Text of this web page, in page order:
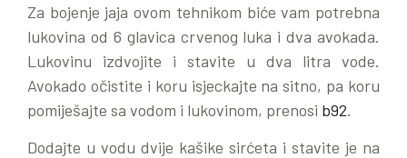
Za bojenje jaja ovom tehnikom biće vam potrebna
lukovina od 6 glavica crvenog luka i dva avokada.
Lukovinu izdvojite i stavite u dva litra vode.
Avokado očistite i koru isjeckajte na sitno, pa koru
pomiješajte sa vodom i lukovinom, prenosi b92.
Dodajte u vodu dvije kašike sirćeta i stavite je na